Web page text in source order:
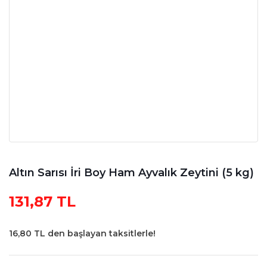
Altın Sarısı İri Boy Ham Ayvalık Zeytini (5 kg)
131,87 TL
16,80 TL den başlayan taksitlerle!